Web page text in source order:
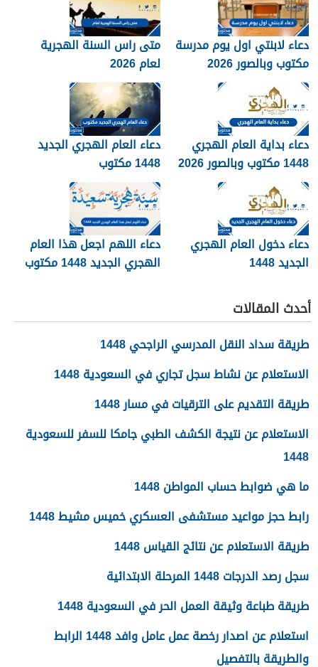
دعاء لابنتي اول يوم مدرسة
مكتوب وبالصور 2026
متى راس السنة الهجرية
لعام 2026
دعاء بداية العام الهجري
1448 مكتوب وبالصور 2026
دعاء العام الهجري الجديد
1448 مكتوب
دعاء دخول العام الهجري
الجديد 1448
دعاء اللهم اجعل هذا العام
الهجري الجديد 1448 مكتوب
أحدث المقالات
طريقة سداد النقل المدرسي الراجحي 1448
الاستعلام عن نشاط سجل تجاري في السعودية 1448
طريقة التقديم على الترقيات في مسار 1448
الاستعلام عن نتيجة الكشف الطبي جامكا للسفر للسعودية
1448
ما هي ضوابط حساب المواطن 1448
رابط حجز مواعيد مستشفى العسكري خميس مشيط 1448
طريقة الاستعلام عن نتائج القياس 1448
سجل رصد الدرجات 1448 المرحلة الابتدائية
طريقة طباعة وثيقة العمل الحر في السعودية 1448
استعلام عن اصدار رخصة عمل عامل وافد 1448 الرابط
والطريقة بالتفصيل